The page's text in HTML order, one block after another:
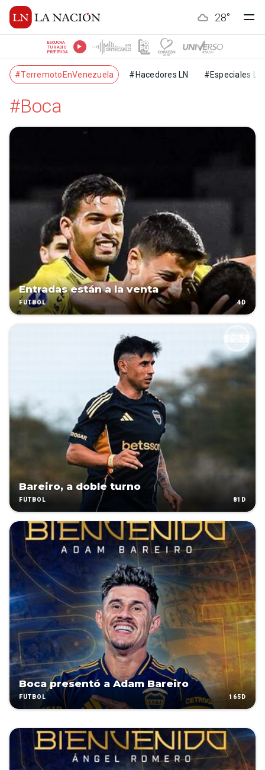
28°
ESCUCHÁ
TU RADIO
PREFERIDA
#TerremotoEnVenezuela #Hacedores LN #Especiales LN
#Boca
Entradas están a la venta
FÚTBOL 4D
Bareiro, a doble turno
FÚTBOL 81D
Boca presentó a Adam Bareiro
FÚTBOL 165D